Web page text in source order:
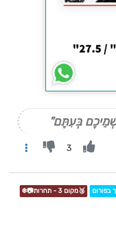
בְּעִתָּם"
3
בפורום 🥉מקום 3 - תחרות📷❄️